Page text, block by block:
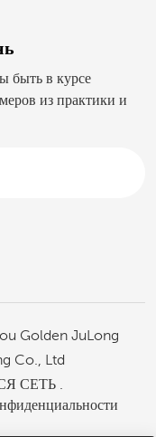
быть в курсе
из практики и
Golden JuLong
Co., Ltd
СЕТЬ .